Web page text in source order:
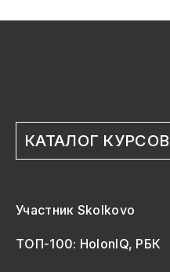
КАТАЛОГ КУРСОВ
Участник Skolkovo
ТОП-100: HolonIQ, РБК